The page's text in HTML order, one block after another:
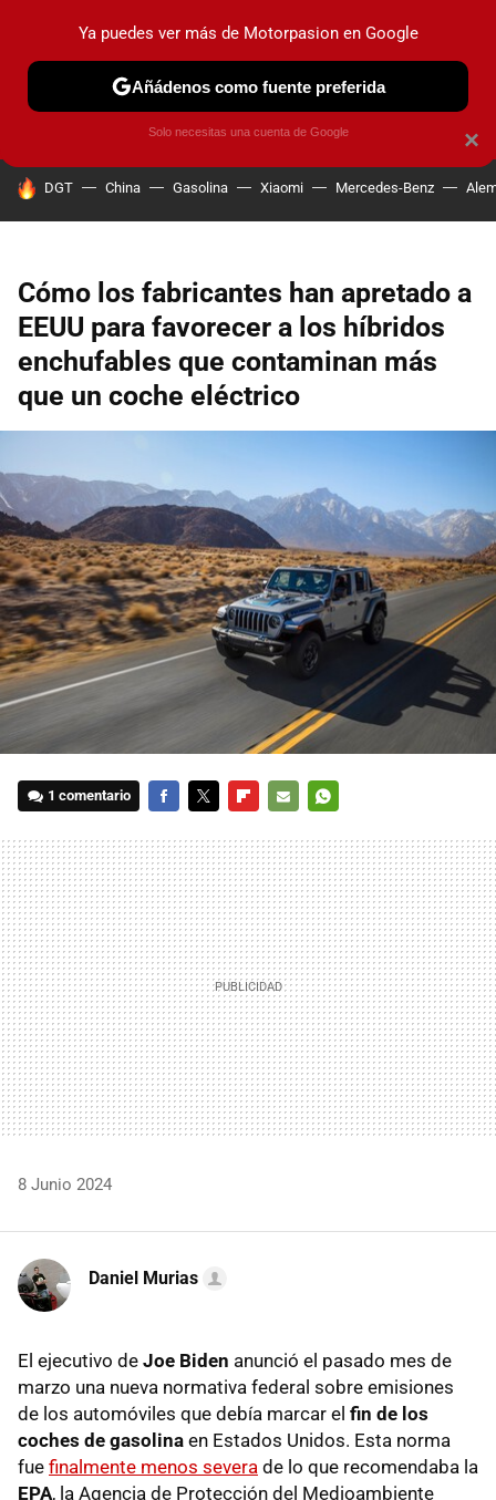
PRUEBAS COCHES ELÉCTRICOS OBSERVATORIO
HOY SE HABLA DE
DGT China Gasolina Xiaomi Mercedes-Benz
Cómo los fabricantes han apretado a
EEUU para favorecer a los híbridos
enchufables que contaminan más
que un coche eléctrico
1 comentario
MAIL
8 Junio 2024
Daniel Murias
El ejecutivo de Joe Biden anunció el pasado mes de
marzo una nueva normativa federal sobre emisiones
de los automóviles que debía marcar el fin de los
coches de gasolina en Estados Unidos. Esta norma
fue finalmente menos severa de lo que recomendaba la
EPA, la Agencia de Protección del Medioambiente
×
Ya puedes ver más de Motorpasion en Google
Añádenos como fuente preferida
Solo necesitas una cuenta de Google